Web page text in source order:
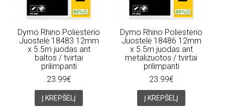
Dymo Rhino Poliesterio
Juostelė 18483 12mm
x 5.5m juodas ant
baltos / tvirtai
prilimpanti
23.99€
Į KREPŠELĮ
Dymo Rhino Poliesterio
Juostelė 18486 12mm
x 5.5m juodas ant
metalizuotos / tvirtai
prilimpanti
23.99€
Į KREPŠELĮ